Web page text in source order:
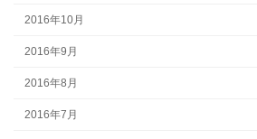
2016年10月
2016年9月
2016年8月
2016年7月